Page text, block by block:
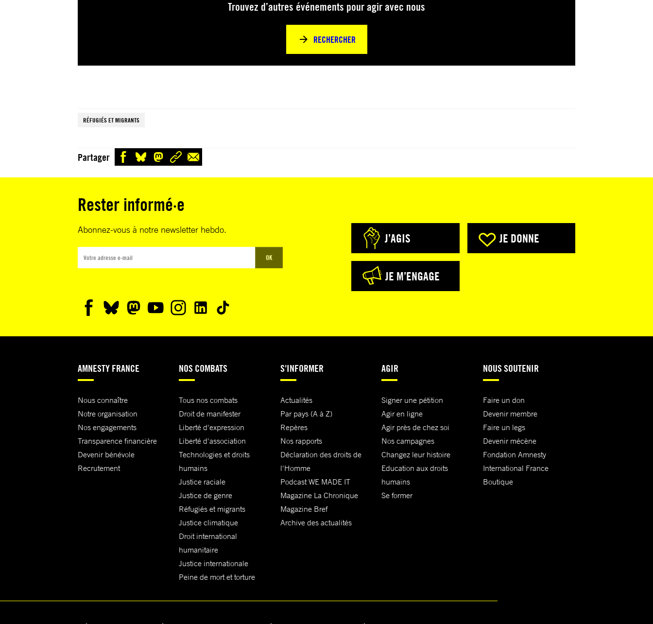
Trouvez d’autres événements pour agir avec nous
RECHERCHER
RÉFUGIÉS ET MIGRANTS
Partager
Rester informé·e
Abonnez-vous à notre newsletter hebdo.
OK
J’AGIS JE DONNE
JE M’ENGAGE
AMNESTY FRANCE
Nous connaître
Notre organisation
Nos engagements
Transparence financière
Devenir bénévole
Recrutement
NOS COMBATS
Tous nos combats
Droit de manifester
Liberté d'expression
Liberté d'association
Technologies et droits
humains
Justice raciale
Justice de genre
Réfugiés et migrants
Justice climatique
Droit international
humanitaire
Justice internationale
Peine de mort et torture
S'INFORMER
Actualités
Par pays (A à Z)
Repères
Nos rapports
Déclaration des droits de
l'Homme
Podcast WE MADE IT
Magazine La Chronique
Magazine Bref
Archive des actualités
AGIR
Signer une pétition
Agir en ligne
Agir près de chez soi
Nos campagnes
Changez leur histoire
Education aux droits
humains
Se former
NOUS SOUTENIR
Faire un don
Devenir membre
Faire un legs
Devenir mécène
Fondation Amnesty
International France
Boutique